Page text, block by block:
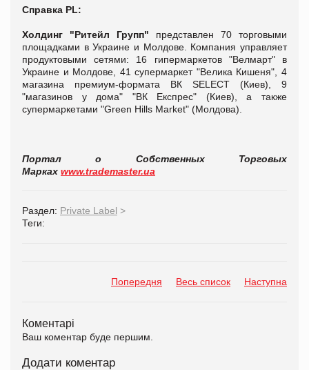
Справка PL:
Холдинг "Ритейл Групп" представлен 70 торговыми
площадками в Украине и Молдове. Компания управляет
продуктовыми сетями: 16 гипермаркетов "Велмарт" в
Украине и Молдове, 41 супермаркет "Велика Кишеня", 4
магазина премиум-формата ВК SELECT (Киев), 9
"магазинов у дома" "ВК Експрес" (Киев), а также
супермаркетами "Green Hills Market" (Молдова).
Портал о Собственных Торговых
Марках www.trademaster.ua
Раздел: Private Label >
Теги:
Попередня Весь список Наступна
Коментарі
Ваш коментар буде першим.
Додати коментар